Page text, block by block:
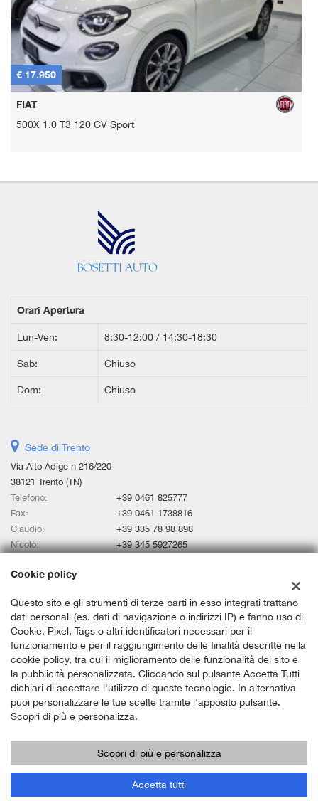
Contatta un consulente
€ 17.950
FIAT
500X 1.0 T3 120 CV Sport
Orari Apertura
Lun-Ven: 8:30-12:00 / 14:30-18:30
Sab: Chiuso
Dom: Chiuso
Sede di Trento
Via Alto Adige n 216/220
38121 Trento (TN)
Telefono:
+39 0461 825777
Fax:
+39 0461 1738816
Claudio:
+39 335 78 98 898
Nicolò:
+39 345 5927265
Indicazioni stradali
Dati fiscali:
KM Srl Bosetti auto store
Via Alto Adige n 216/220 38121 Trento (TN)
C.F/P.IVA:02386470229
Registro delle imprese:TN
Copyright © 2026 GestionaleAuto.com S.r.l., Tutti i diritti riservati -
Leggi l'informativa sulla privacy-Cookie Policy
GestionaleAuto.com
Cookie policy
Questo sito e gli strumenti di terze parti in esso integrati trattano
dati personali (es. dati di navigazione o indirizzi IP) e fanno uso di
Cookie, Pixel, Tags o altri identificatori necessari per il
funzionamento e per il raggiungimento delle finalità descritte nella
cookie policy, tra cui il miglioramento delle funzionalità del sito e
la pubblicità personalizzata. Cliccando sul pulsante Accetta Tutti
dichiari di accettare l'utilizzo di queste tecnologie. In alternativa
puoi personalizzare le tue scelte tramite l'apposito pulsante.
Scopri di più e personalizza.
Scopri di più e personalizza
Accetta tutti